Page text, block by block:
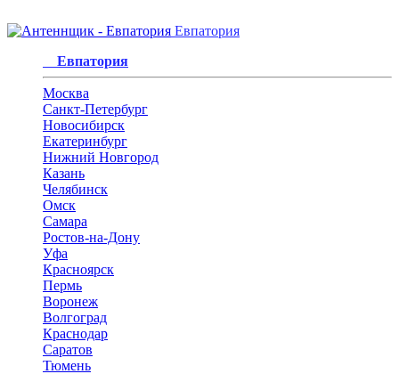
Евпатория
Евпатория
Москва
Санкт-Петербург
Новосибирск
Екатеринбург
Нижний Новгород
Казань
Челябинск
Омск
Самара
Ростов-на-Дону
Уфа
Красноярск
Пермь
Воронеж
Волгоград
Краснодар
Саратов
Тюмень